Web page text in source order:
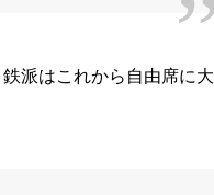
派はこれから自由席に大